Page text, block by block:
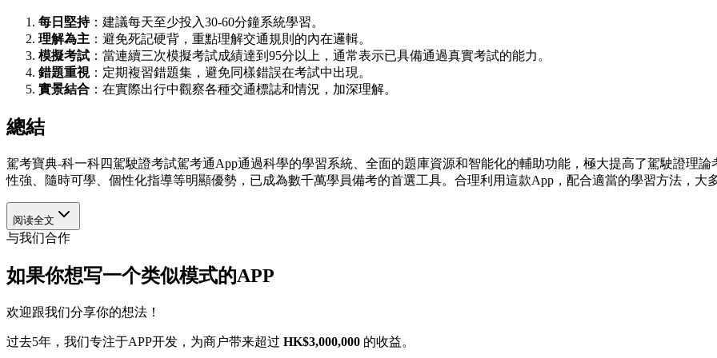
每日堅持：建議每天至少投入30-60分鐘系統學習。
理解為主 ：避免死記硬背，重點理解交通規則的內在邏輯。
模擬考試 ：當連續三次模擬考試成績達到95分以上，通常表示已具備通過真實考試的能力。
錯題重視：定期複習錯題集，避免同樣錯誤在考試中出現。
實景結合 ：在實際出行中觀察各種交通標誌和情況，加深理解。
總結
駕考寶典-科一科四駕駛證考試駕考通App通過科學的學習系統、全面的題庫資源和智能化的輔助功能，極大提高了駕駛證理
性強、隨時可學、個性化指導等明顯優勢，已成為數千萬學員備考的首選工具。合理利用這款App，配合適當的學習方法，
阅读全文
与我们合作
如果你想写一个类似模式的APP
欢迎跟我们分享你的想法！
过去5年，我们专注于APP开发，为商户带来超过 HK$3,000,000 的收益。